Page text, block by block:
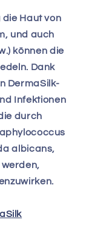
Haut von
und auch
können die
Dank
DermaSilk-
Infektionen
durch
albicans,